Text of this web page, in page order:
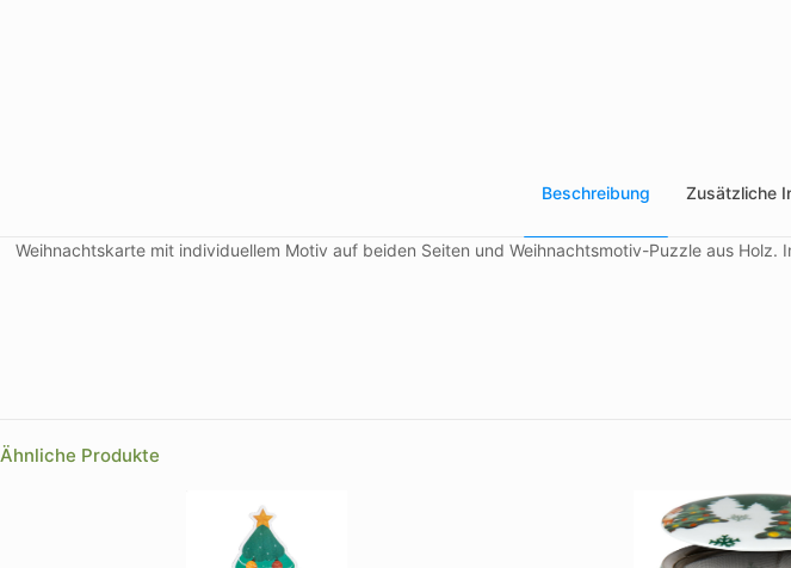
Beschreibung Zusätzliche
Weihnachtskarte mit individuellem Motiv auf beiden Seiten und Weihnachtsmotiv-Puzzle aus Holz.
Ähnliche Produkte